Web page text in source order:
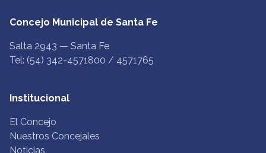
Concejo Municipal de Santa Fe
Salta 2943 — Santa Fe
Tel: (54) 342-4571800 / 4571765
Institucional
El Concejo
Nuestros Concejales
Noticias